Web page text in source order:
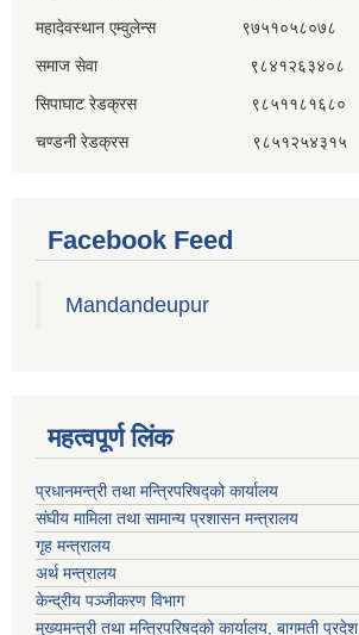
महादेवस्थान एम्वुलेन्स ९७५१०५८०७८
समाज सेवा ९८४१२६३४०८
सिपाघाट रेडक्रस ९८५११८१६८०
चण्डनी रेडक्रस ९८५१२५४३१५
Facebook Feed
Mandandeupur
महत्वपूर्ण लिंक
प्रधानमन्त्री तथा मन्त्रिपरिषद्को कार्यालय
संघीय मामिला तथा सामान्य प्रशासन मन्त्रालय
गृह मन्त्रालय
अर्थ मन्त्रालय
केन्द्रीय पञ्जीकरण विभाग
मुख्यमन्त्री तथा मन्त्रिपरिषदको कार्यालय, बागमती प्रदेश